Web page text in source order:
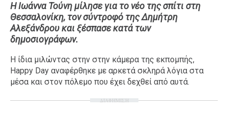
LIFE
Food
Body+Mind
Ταξίδια
Style
H Ιωάννα Τούνη μίλησε για το νέο της σπίτι στη
Θεσσαλονίκη, τον σύντροφό της Δημήτρη
Αλεξάνδρου και ξέσπασε κατά των
δημοσιογράφων.
H ίδια μιλώντας στην στην κάμερα της εκπομπής,
Happy Day αναφέρθηκε με αρκετά σκληρά λόγια στα
μέσα και στον πόλεμο που έχει δεχθεί από αυτά.
ΔΙΑΦΗΜΙΣΗ